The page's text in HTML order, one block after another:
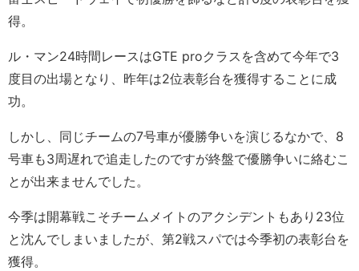
得。
ル・マン24時間レースはGTE proクラスを含めて今年で3
度目の出場となり、昨年は2位表彰台を獲得することに成
功。
しかし、同じチームの7号車が優勝争いを演じるなかで、8
号車も3周遅れで追走したのですが終盤で優勝争いに絡むこ
とが出来ませんでした。
今季は開幕戦こそチームメイトのアクシデントもあり23位
と沈んでしまいましたが、第2戦スパでは今季初の表彰台を
獲得。